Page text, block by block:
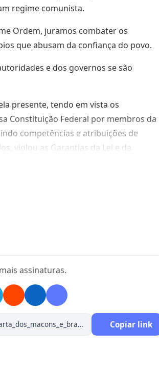
regime comunista.
Ordem, juramos combater os
que abusam da confiança do povo.
e dos governos se são
presente, tendo em vista os
Constituição Federal por membros da
competências e atribuições de
violou as Garantias da Lei e da
nunca visto na história do Brasil.
assinaturas.
Copiar link